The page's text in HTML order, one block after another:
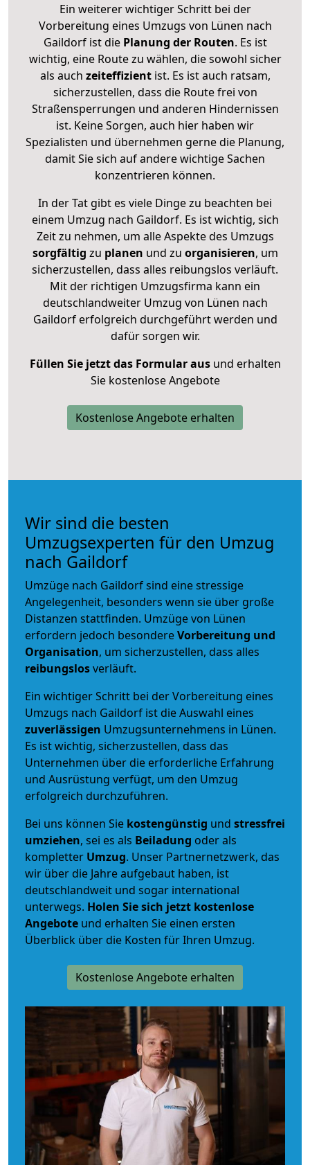
Ein weiterer wichtiger Schritt bei der
Vorbereitung eines Umzugs von Lünen nach
Gaildorf ist diePlanung der Routen. Es ist
wichtig, eine Route zu wählen, die sowohl sicher
als auch zeiteffizientist. Es ist auch ratsam,
sicherzustellen, dass die Route frei von
Straßensperrungen und anderen Hindernissen
ist. Keine Sorgen, auch hier haben wir
Spezialisten und übernehmen gerne die Planung,
damit Sie sich auf andere wichtige Sachen
konzentrieren können.
In der Tat gibt es viele Dinge zu beachten bei
einem Umzug nach Gaildorf. Es ist wichtig, sich
Zeit zu nehmen, um alle Aspekte des Umzugs
sorgfältig zu planen und zu organisieren, um
sicherzustellen, dass alles reibungslos verläuft.
Mit der richtigen Umzugsfirma kann ein
deutschlandweiter Umzug von Lünen nach
Gaildorf erfolgreich durchgeführt werden und
dafür sorgen wir.
Füllen Sie jetzt das Formular ausund erhalten
Sie kostenlose Angebote
Kostenlose Angebote erhalten
Wir sind die besten
Umzugsexperten für den Umzug
nach Gaildorf
Umzüge nach Gaildorf sind eine stressige
Angelegenheit, besonders wenn sie über große
Distanzen stattfinden. Umzüge von Lünen
erfordern jedoch besondereVorbereitung und
Organisation, um sicherzustellen, dass alles
reibungslosverläuft.
Ein wichtiger Schritt bei der Vorbereitung eines
Umzugs nach Gaildorf ist die Auswahl eines
zuverlässigen Umzugsunternehmens in Lünen.
Es ist wichtig, sicherzustellen, dass das
Unternehmen über die erforderliche Erfahrung
und Ausrüstung verfügt, um den Umzug
erfolgreich durchzuführen.
Bei uns können Sie kostengünstig und stressfrei
umziehen, sei es als Beiladung oder als
kompletter Umzug. Unser Partnernetzwerk, das
wir über die Jahre aufgebaut haben, ist
deutschlandweit und sogar international
unterwegs. Holen Sie sich jetzt kostenlose
Angebote und erhalten Sie einen ersten
Überblick über die Kosten für Ihren Umzug.
Kostenlose Angebote erhalten